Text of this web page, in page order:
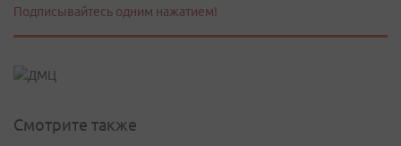
Подписывайтесь одним нажатием!
Смотрите также